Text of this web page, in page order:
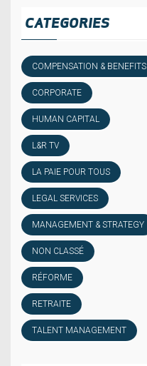
CATEGORIES
COMPENSATION & BENEFITS
CORPORATE
HUMAN CAPITAL
L&R TV
LA PAIE POUR TOUS
LEGAL SERVICES
MANAGEMENT & STRATEGY
NON CLASSÉ
RÉFORME
RETRAITE
TALENT MANAGEMENT